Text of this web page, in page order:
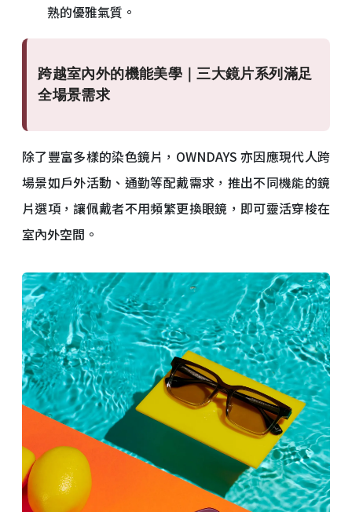
熟的優雅氣質。
跨越室內外的機能美學｜三大鏡片系列滿足
全場景需求
除了豐富多樣的染色鏡片，OWNDAYS 亦因應現代人跨
場景如戶外活動、通勤等配戴需求，推出不同機能的鏡
片選項，讓佩戴者不用頻繁更換眼鏡，即可靈活穿梭在
室內外空間。